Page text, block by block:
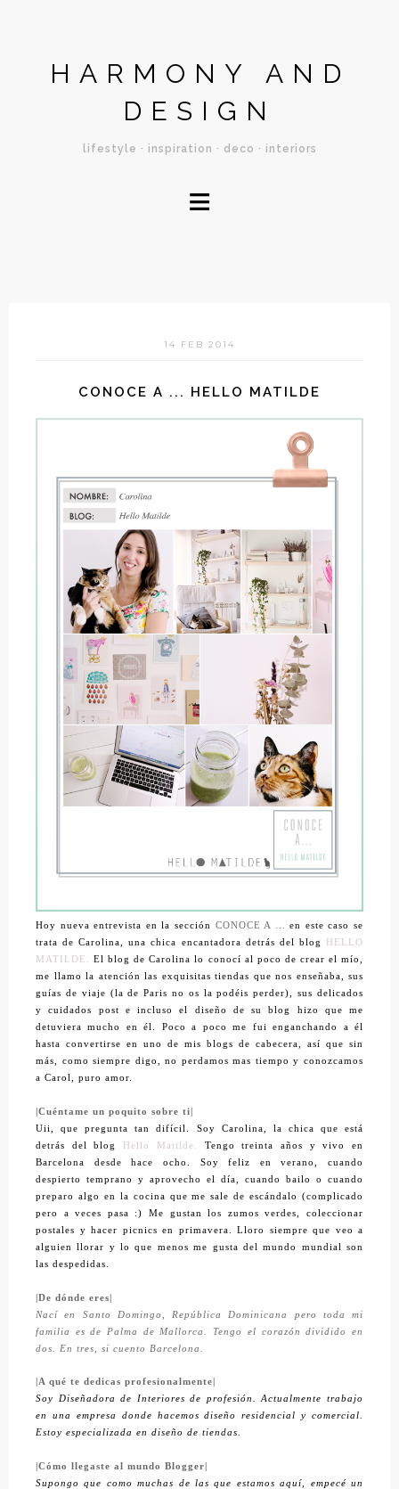
HARMONY AND
DESIGN
lifestyle · inspiration · deco · interiors
≡
14 FEB 2014
CONOCE A ... HELLO MATILDE
Hoy nueva entrevista en la sección CONOCE A … en este caso se
trata de Carolina, una chica encantadora detrás del blog
HELLO
MATILDE. El blog de Carolina lo conocí al poco de crear el mío,
me llamo la atención las exquisitas tiendas que nos enseñaba, sus
guías de viaje (la de Paris no os la podéis perder), sus delicados
y cuidados post e incluso el diseño de su blog hizo que me
detuviera mucho en él. Poco a poco me fui enganchando a él
hasta convertirse en uno de mis blogs de cabecera, así que sin
más, como siempre digo, no perdamos mas tiempo y conozcamos
a Carol, puro amor.
|Cuéntame un poquito sobre ti|
Uii, que pregunta tan difícil. Soy Carolina, la chica que está
detrás del blog
Hello Matilde.
Tengo treinta años y vivo en
Barcelona desde hace ocho. Soy feliz en verano, cuando
despierto temprano y aprovecho el día, cuando bailo o cuando
preparo algo en la cocina que me sale de escándalo (complicado
pero a veces pasa :) Me gustan los zumos verdes, coleccionar
postales y hacer picnics en primavera. Lloro siempre que veo a
alguien llorar y lo que menos me gusta del mundo mundial son
las despedidas.
|De dónde eres|
Nací en Santo Domingo, República Dominicana pero toda mi
familia es de Palma de Mallorca. Tengo el corazón dividido en
dos. En tres, si cuento Barcelona.
|A qué te dedicas profesionalmente|
Soy Diseñadora de Interiores de profesión. Actualmente trabajo
en una empresa donde hacemos diseño residencial y comercial.
Estoy especializada en diseño de tiendas.
|Cómo llegaste al mundo Blogger|
Supongo que como muchas de las que estamos aquí, empecé un